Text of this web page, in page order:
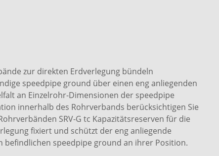
zur direkten Erdverlegung bündeln
speedpipe ground über einen eng anliegenden
an Einzelrohr-Dimensionen der speedpipe
innerhalb des Rohrverbands berücksichtigen Sie
SRV-G tc Kapazitätsreserven für die
fixiert und schützt der eng anliegende
befindlichen speedpipe ground an ihrer Position.